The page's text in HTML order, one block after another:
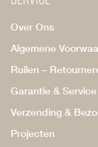
Over Ons
Algemene
Ruilen –
Garantie & Service
Verzending &
Projecten